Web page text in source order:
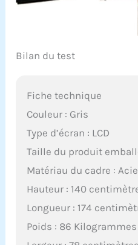
Bilan du test
Fiche technique
Couleur : Gris
Type d’écran : LCD
Taille du produit
Matériau du cadre :
Hauteur : 140
Longueur : 174
Poids : 86 Kilogrammes